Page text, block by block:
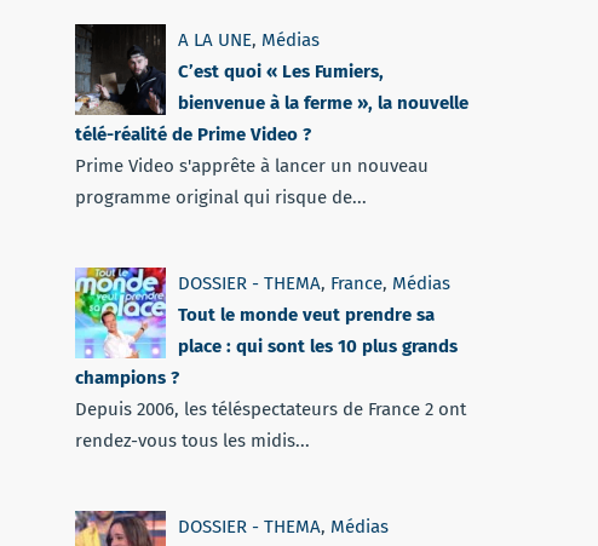
A LA UNE, Médias
C’est quoi « Les Fumiers,
bienvenue à la ferme », la nouvelle
télé-réalité de Prime Video ?
Prime Video s'apprête à lancer un nouveau
programme original qui risque de...
DOSSIER - THEMA, France, Médias
Tout le monde veut prendre sa
place : qui sont les 10 plus grands
champions ?
Depuis 2006, les téléspectateurs de France 2 ont
rendez-vous tous les midis...
DOSSIER - THEMA, Médias